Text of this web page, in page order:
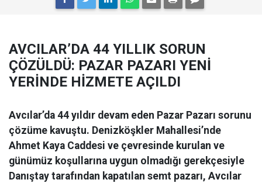
AVCILAR’DA 44 YILLIK SORUN
ÇÖZÜLDÜ: PAZAR PAZARI YENİ
YERİNDE HİZMETE AÇILDI
Avcılar’da 44 yıldır devam eden Pazar Pazarı sorunu
çözüme kavuştu. Denizköşkler Mahallesi’nde
Ahmet Kaya Caddesi ve çevresinde kurulan ve
günümüz koşullarına uygun olmadığı gerekçesiyle
Danıştay tarafından kapatılan semt pazarı, Avcılar